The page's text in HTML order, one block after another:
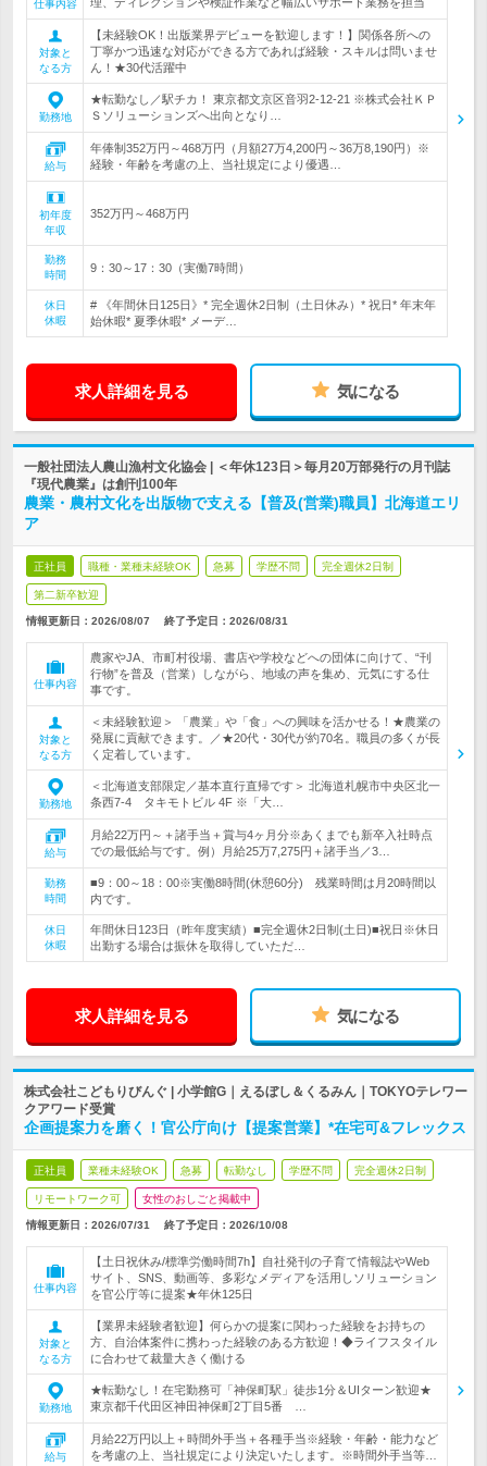
仕事内容
対象と
なる方
【未経験OK！出版業界デビューを歓迎します！】関係各所への
丁寧かつ迅速な対応ができる方であれば経験・スキルは問いませ
ん！★30代活躍中
勤務地
★転勤なし／駅チカ！ 東京都文京区音羽2-12-21 ※株式会社ＫＰ
Ｓソリューションズへ出向となり…
給与
年俸制352万円～468万円（月額27万4,200円～36万8,190円）※
経験・年齢を考慮の上、当社規定により優遇…
初年度
年収
352万円～468万円
勤務
時間
9：30～17：30（実働7時間）
休日
休暇
# 《年間休日125日》* 完全週休2日制（土日休み）* 祝日* 年末年
始休暇* 夏季休暇* メーデ…
求人詳細を見る 気になる
一般社団法人農山漁村文化協会 | ＜年休123日＞毎月20万部発行の月刊誌
『現代農業』は創刊100年
農業・農村文化を出版物で支える【普及(営業)職員】北海道エリ
ア
正社員 職種・業種未経験OK 急募 学歴不問 完全週休2日制
第二新卒歓迎
情報更新日：2026/08/07 終了予定日： 2026/08/31
仕事内容
農家やJA、市町村役場、書店や学校などへの団体に向けて、“刊
行物”を普及（営業）しながら、地域の声を集め、元気にする仕
事です。
対象と
なる方
＜未経験歓迎＞ 「農業」や「食」への興味を活かせる！★農業の
発展に貢献できます。／★20代・30代が約70名。職員の多くが長
く定着しています。
勤務地
＜北海道支部限定／基本直行直帰です＞ 北海道札幌市中央区北一
条西7-4 タキモトビル 4F ※「大…
給与
月給22万円～＋諸手当＋賞与4ヶ月分※あくまでも新卒入社時点
での最低給与です。例）月給25万7,275円＋諸手当／3…
勤務
時間
■9：00～18：00※実働8時間(休憩60分) 残業時間は月20時間以
内です。
休日
休暇
年間休日123日（昨年度実績）■完全週休2日制(土日)■祝日※休日
出勤する場合は振休を取得していただ…
求人詳細を見る 気になる
株式会社こどもりびんぐ | 小学館G｜えるぼし＆くるみん｜TOKYOテレワー
クアワード受賞
企画提案力を磨く！官公庁向け【提案営業】*在宅可&フレックス
正社員 業種未経験OK 急募 転勤なし 学歴不問 完全週休2日制
リモートワーク可 女性のおしごと掲載中
情報更新日：2026/07/31 終了予定日： 2026/10/08
仕事内容
【土日祝休み/標準労働時間7h】自社発刊の子育て情報誌やWeb
サイト、SNS、動画等、多彩なメディアを活用しソリューション
を官公庁等に提案★年休125日
対象と
なる方
【業界未経験者歓迎】何らかの提案に関わった経験をお持ちの
方、自治体案件に携わった経験のある方歓迎！◆ライフスタイル
に合わせて裁量大きく働ける
勤務地
★転勤なし！在宅勤務可「神保町駅」徒歩1分＆UIターン歓迎★
東京都千代田区神田神保町2丁目5番 …
給与
月給22万円以上＋時間外手当＋各種手当※経験・年齢・能力など
を考慮の上、当社規定により決定いたします。※時間外手当等…